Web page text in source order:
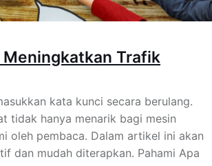
Trafik
kata kunci secara berulang.
tidak hanya menarik bagi mesin
oleh pembaca. Dalam artikel ini akan
dan mudah diterapkan. Pahami Apa